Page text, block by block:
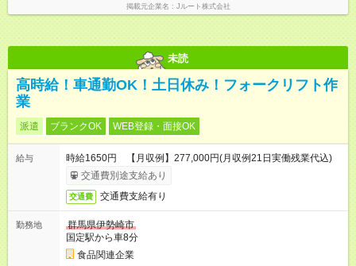
掲載元企業名 Jルート株式会社
未読
高時給！車通勤OK！土日休み！フォークリフト作
業
派遣 ブランクOK WEB登録・面接OK
給与
時給1650円 【月収例】277,000円(月収例21日実働残業代込)
交通費別途支給あり
交通費 交通費支給有り
勤務地
群馬県伊勢崎市
国定駅から車8分
食品関連企業